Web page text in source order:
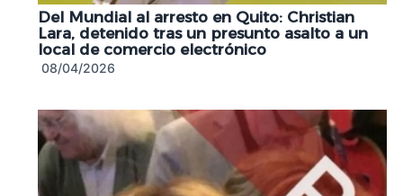
Del Mundial al arresto en Quito: Christian
Lara, detenido tras un presunto asalto a un
local de comercio electrónico
08/04/2026